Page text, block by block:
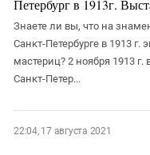
Петербург в 1913г.
Знаете ли вы, что на
Санкт-Петербурге в 1913
мастериц? 2 ноября 1913
Санкт-Петер...
22:04, 17 августа 2021